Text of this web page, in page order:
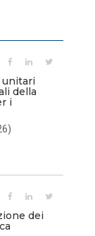
della
i
dei